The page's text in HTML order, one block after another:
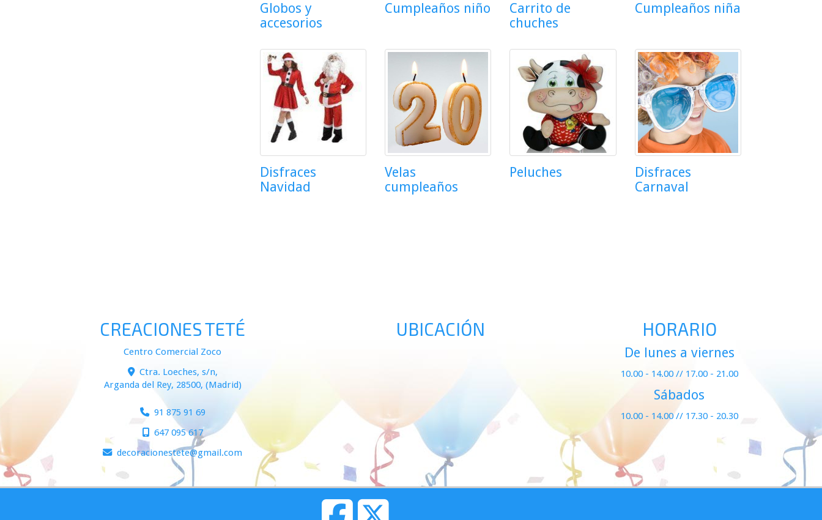
Globos y
accesorios
Cumpleaños niño
Carrito de
chuches
Cumpleaños niña
Disfraces
Navidad
Velas
cumpleaños
Peluches
Disfraces
Carnaval
CREACIONES TETÉ
Centro Comercial Zoco
Ctra. Loeches, s/n,
Arganda del Rey, 28500, (Madrid)
91 875 91 69
647 095 617
decoracionestete
gmail.com
UBICACIÓN HORARIO
De lunes a viernes
10.00 - 14.00 // 17.00 - 21.00
Sábados
10.00 - 14.00 // 17.30 - 20.30